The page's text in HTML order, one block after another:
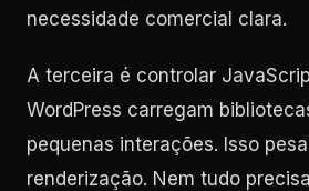
necessidade comercial clara.
A terceira é controlar
WordPress carregam
pequenas interações. Isso
renderização. Nem tudo